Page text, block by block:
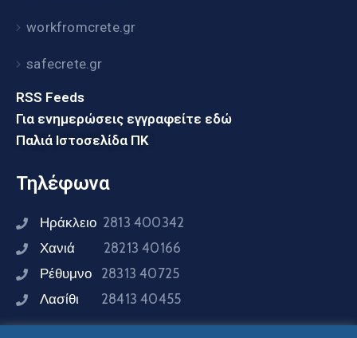
workfromcrete.gr
safecrete.gr
RSS Feeds
Για ενημερώσεις εγγραφείτε εδώ
Παλιά Ιστοσελίδα ΠΚ
Τηλέφωνα
Ηράκλειο 2813 400342
Χανιά 28213 40166
Ρέθυμνο 28313 40725
Λασίθι 28413 40455